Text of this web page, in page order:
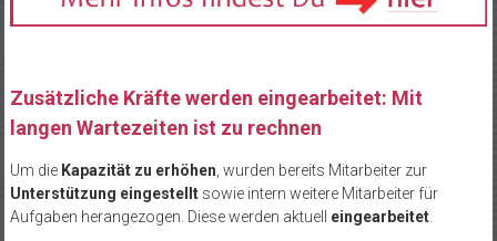
Zusätzliche Kräfte werden eingearbeitet: Mit
langen Wartezeiten ist zu rechnen
Um dieKapazität zu erhöhen , wurden bereits Mitarbeiter zur
Unterstützung eingestelltsowie intern weitere Mitarbeiter für
Aufgaben herangezogen. Diese werden aktuell eingearbeitet.